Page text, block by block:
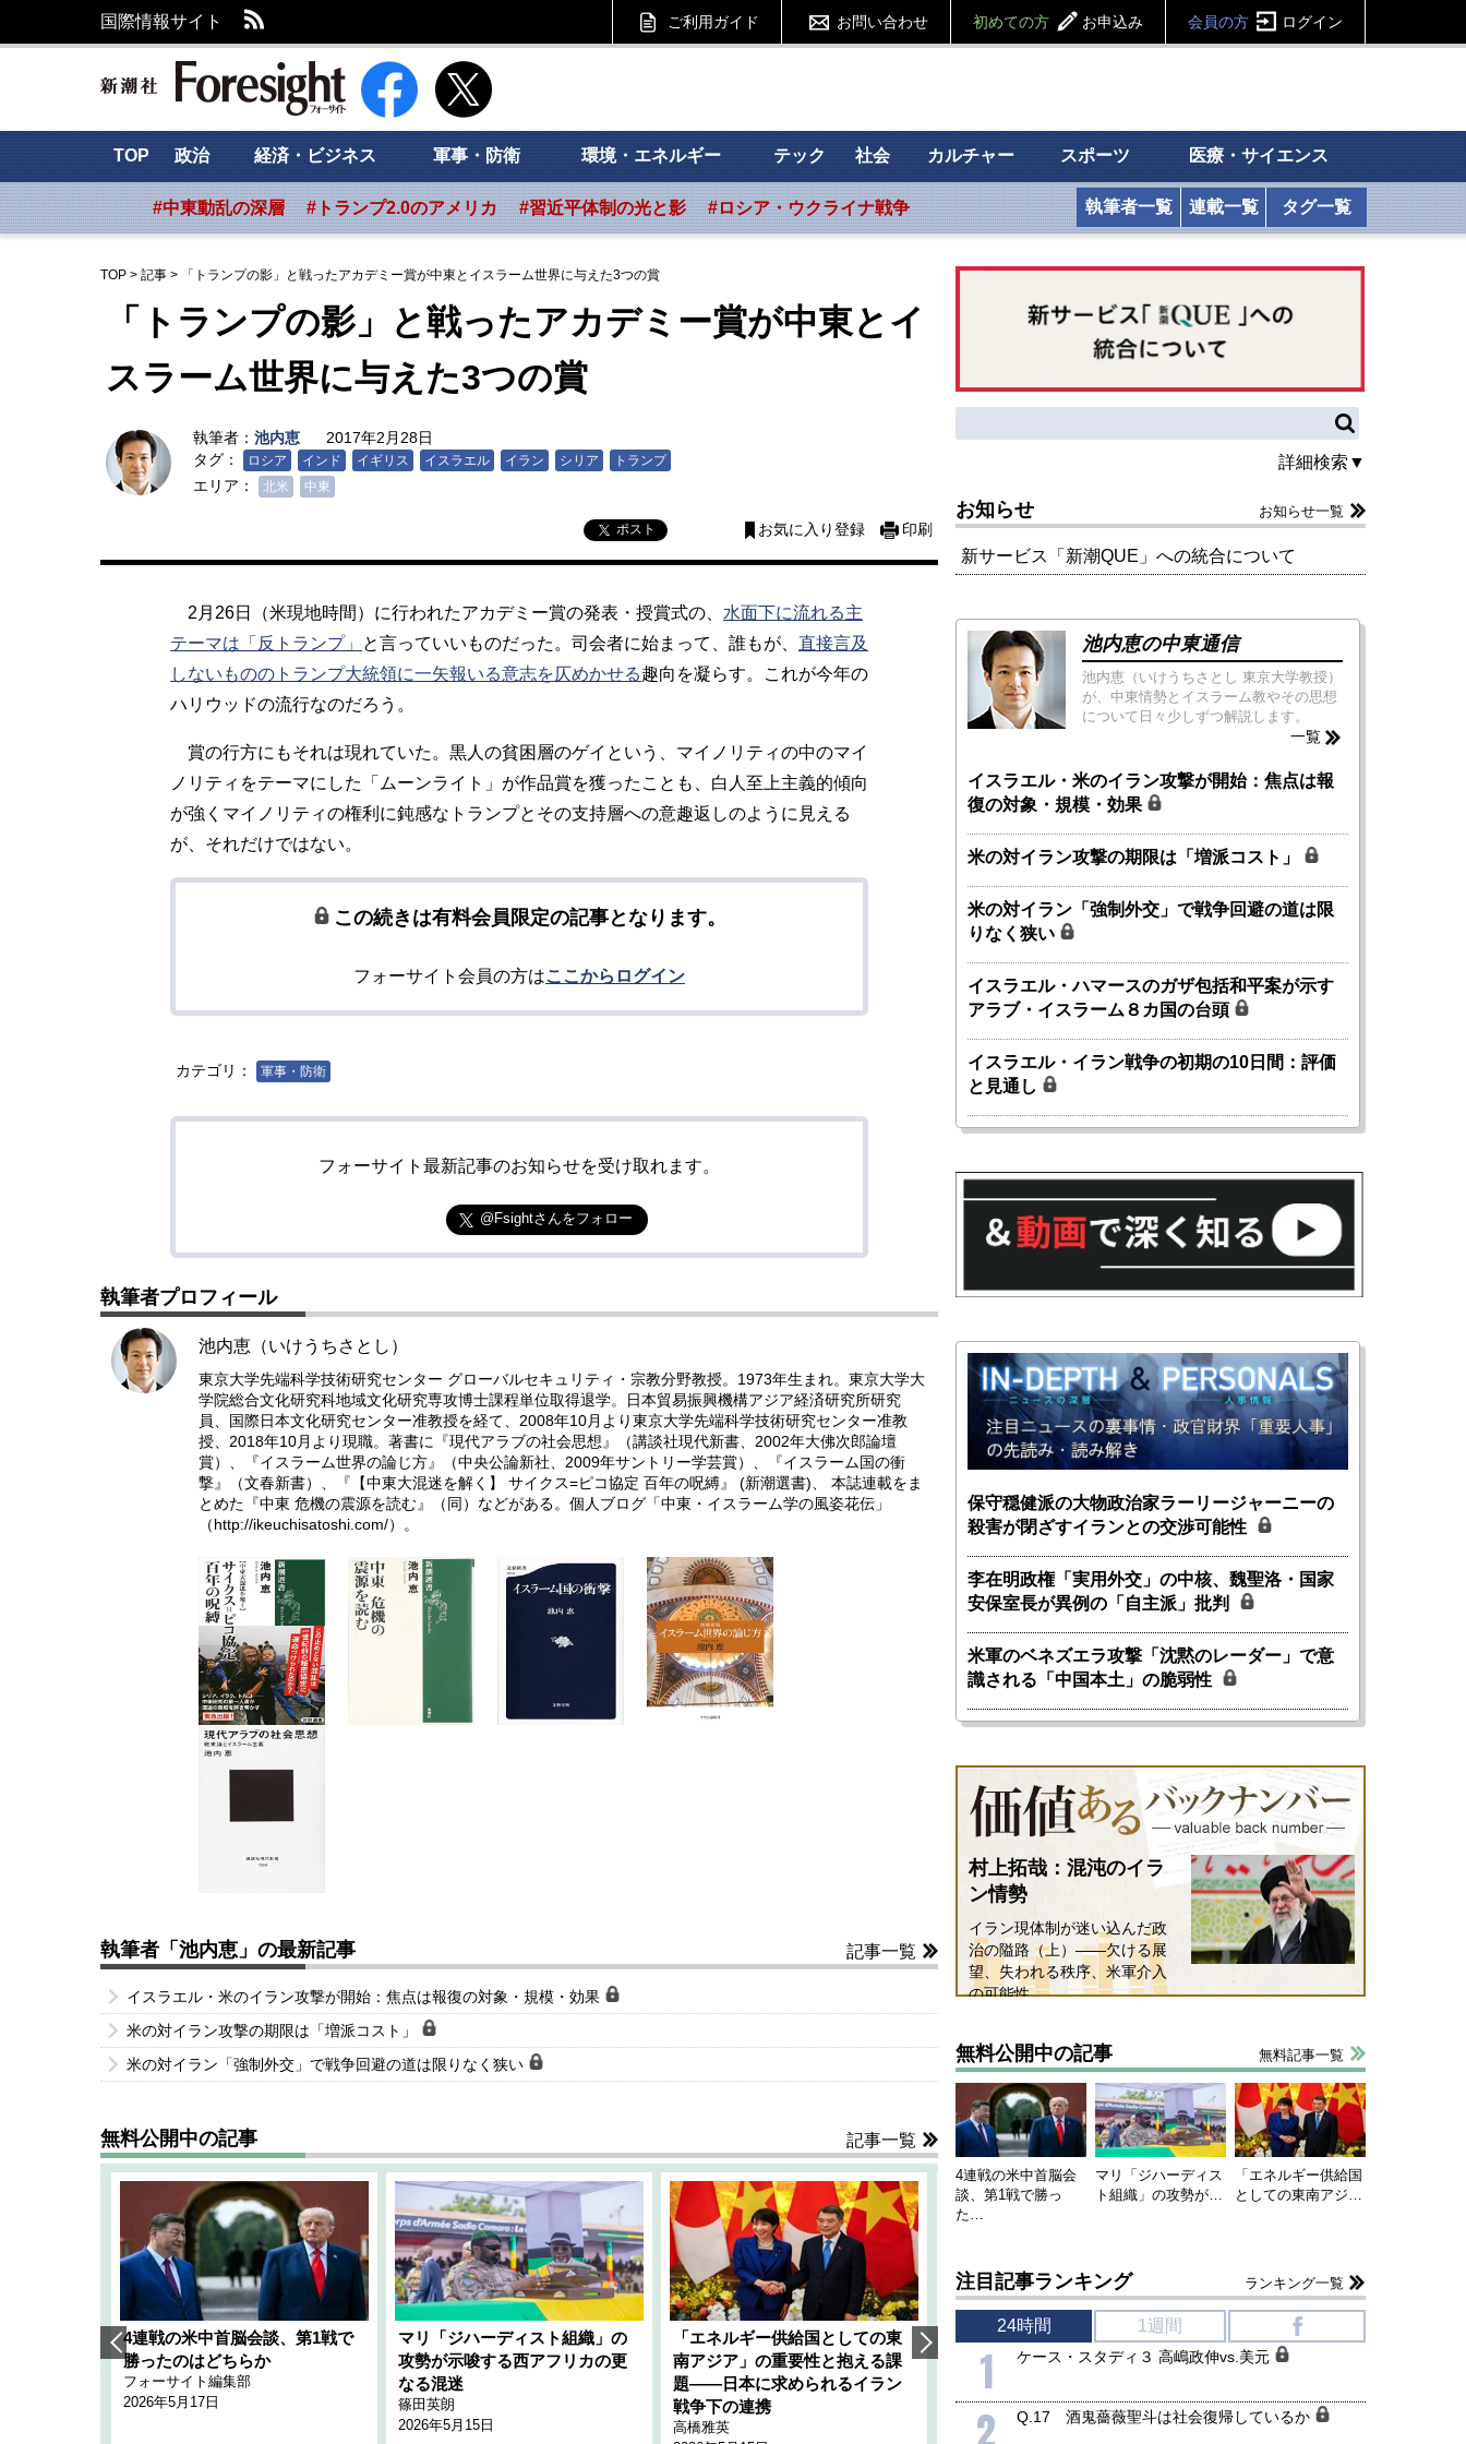
国際情報サイト ご利用ガイド お問い合わせ 初めての方 お申込み 会員の方 ログイン
新潮社 Foresight フォーサイト
TOP 政治 経済・ビジネス 軍事・防衛 環境・エネルギー テック 社会 カルチャー スポーツ 医療・サイエンス
#中東動乱の深層 #トランプ2.0のアメリカ #習近平体制の光と影 #ロシア・ウクライナ戦争 執筆者一覧 連載一覧 タグ一覧
TOP > 記事 > 「トランプの影」と戦ったアカデミー賞が中東とイスラーム世界に与えた3つの賞
「トランプの影」と戦ったアカデミー賞が中東とイ
スラーム世界に与えた3つの賞
執筆者： 池内恵
2017年2月28日
タグ：
ロシア インド イギリス イスラエル イラン シリア トランプ
エリア： 北米 中東
ポスト お気に入り登録 印刷
2月26日（米現地時間）に行われたアカデミー賞の発表・授賞式の、 水面下に流れる主
テーマは「反トランプ」
と言っていいものだった。司会者に始まって、誰もが、 直接言及
しないもののトランプ大統領に一矢報いる意志を仄めかせる趣向を凝らす。これが今年の
ハリウッドの流行なのだろう。
賞の行方にもそれは現れていた。黒人の貧困層のゲイという、マイノリティの中のマイ
ノリティをテーマにした「ムーンライト」が作品賞を獲ったことも、白人至上主義的傾向
が強くマイノリティの権利に鈍感なトランプとその支持層への意趣返しのように見える
が、それだけではない。
この続きは有料会員限定の記事となります。
フォーサイト会員の方はここからログイン
カテゴリ： 軍事・防衛
フォーサイト最新記事のお知らせを受け取れます。
@Fsightさんをフォロー
執筆者プロフィール
池内恵（いけうちさとし）
東京大学先端科学技術研究センター グローバルセキュリティ・宗教分野教授。1973年生まれ。東京大学大
学院総合文化研究科地域文化研究専攻博士課程単位取得退学。日本貿易振興機構アジア経済研究所研究
員、国際日本文化研究センター准教授を経て、2008年10月より東京大学先端科学技術研究センター准教
授、2018年10月より現職。著書に『現代アラブの社会思想』（講談社現代新書、2002年大佛次郎論壇
賞）、『イスラーム世界の論じ方』（中央公論新社、2009年サントリー学芸賞）、『イスラーム国の衝
撃』（文春新書）、『【中東大混迷を解く】 サイクス=ピコ協定 百年の呪縛』 (新潮選書)、 本誌連載をま
とめた『中東 危機の震源を読む』（同）などがある。個人ブログ「中東・イスラーム学の風姿花伝」
（http://ikeuchisatoshi.com/）。
執筆者「池内恵」の最新記事 記事一覧
イスラエル・米のイラン攻撃が開始：焦点は報復の対象・規模・効果
米の対イラン攻撃の期限は「増派コスト」
米の対イラン「強制外交」で戦争回避の道は限りなく狭い
無料公開中の記事 記事一覧
4連戦の米中首脳会談、第1戦で
勝ったのはどちらか
フォーサイト編集部
2026年5月17日
マリ「ジハーディスト組織」の
攻勢が示唆する西アフリカの更
なる混迷
篠田英朗
2026年5月15日
「エネルギー供給国としての東
南アジア」の重要性と抱える課
題――日本に求められるイラン
戦争下の連携
高橋雅英
韓国にも理解してほしい「極東
1905年体制」における日米韓安
千々和泰明
2026年5月15日
ホルムズ海峡危機で加速したエ
ネルギー転換が「中国依存」に
小山堅
2026年5月14日
詳細検索▼
お知らせ お知らせ一覧
新サービス「新潮QUE」への統合について
池内恵の中東通信
池内恵（いけうちさとし 東京大学教授）
が、中東情勢とイスラーム教やその思想
について日々少しずつ解説します。
一覧
イスラエル・米のイラン攻撃が開始：焦点は報
復の対象・規模・効果
米の対イラン攻撃の期限は「増派コスト」
米の対イラン「強制外交」で戦争回避の道は限
りなく狭い
イスラエル・ハマースのガザ包括和平案が示す
アラブ・イスラーム８カ国の台頭
イスラエル・イラン戦争の初期の10日間：評価
と見通し
保守穏健派の大物政治家ラーリージャーニーの
殺害が閉ざすイランとの交渉可能性
李在明政権「実用外交」の中核、魏聖洛・国家
安保室長が異例の「自主派」批判
米軍のベネズエラ攻撃「沈黙のレーダー」で意
識される「中国本土」の脆弱性
村上拓哉：混沌のイラ
ン情勢
イラン現体制が迷い込んだ政
治の隘路（上）――欠ける展
望、失われる秩序、米軍介入
の可能性
無料公開中の記事 無料記事一覧
4連戦の米中首脳会
談、第1戦で勝っ
た…
マリ「ジハーディス
ト組織」の攻勢が…
「エネルギー供給国
としての東南アジ…
注目記事ランキング ランキング一覧
24時間 1週間
1 ケース・スタディ３ 高嶋政伸vs.美元
Q.17 酒鬼薔薇聖斗は社会復帰しているか